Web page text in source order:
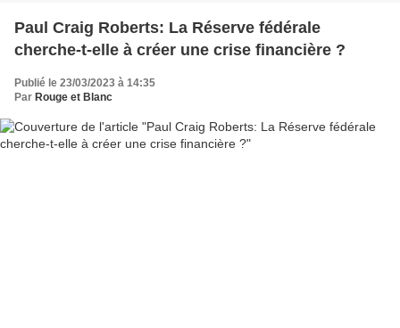
Paul Craig Roberts: La Réserve fédérale
cherche-t-elle à créer une crise financière ?
Publié le 23/03/2023 à 14:35
Par Rouge et Blanc